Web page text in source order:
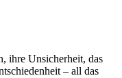
ihre Unsicherheit, das
– all das